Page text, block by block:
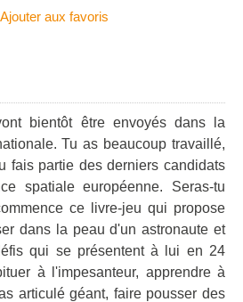
aux favoris
bientôt être envoyés dans la
Tu as beaucoup travaillé,
fais partie des derniers candidats
spatiale européenne. Seras-tu
ce livre-jeu qui propose
dans la peau d'un astronaute et
qui se présentent à lui en 24
à l'impesanteur, apprendre à
articulé géant, faire pousser des